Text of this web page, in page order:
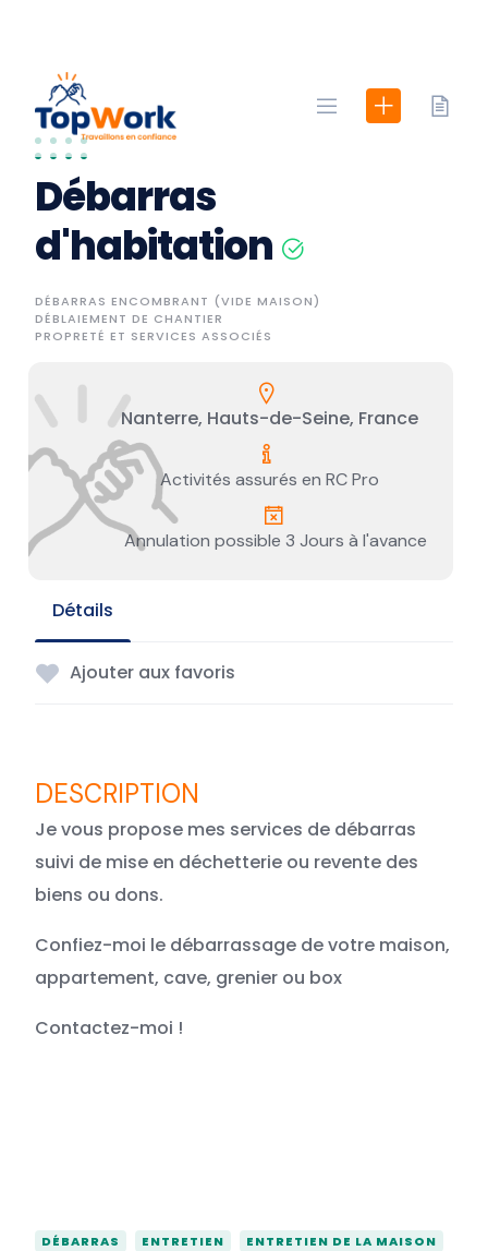
Débarras
d'habitation
DÉBARRAS ENCOMBRANT (VIDE MAISON)
DÉBLAIEMENT DE CHANTIER
PROPRETÉ ET SERVICES ASSOCIÉS
Nanterre, Hauts-de-Seine, France
Activités assurés en RC Pro
Annulation possible 3 Jours à l'avance
Détails
Ajouter aux favoris
Je vous propose mes services de débarras
suivi de mise en déchetterie ou revente des
biens ou dons.
Confiez-moi le débarrassage de votre maison,
appartement, cave, grenier ou box
Contactez-moi !
DÉBARRAS ENTRETIEN
ENTRETIEN DE LA MAISON